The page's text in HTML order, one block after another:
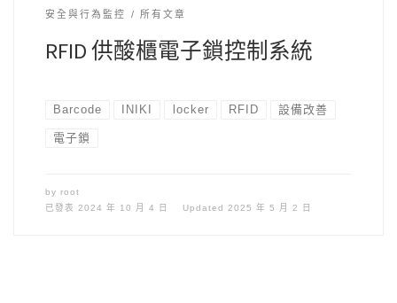
安全與行為監控 所有文章
RFID 供酸櫃電子鎖控制系統
Barcode INIKI locker RFID 設備改善
電子鎖
by root
已發表 2024 年 10 月 4 日 Updated 2025 年 5 月 2 日